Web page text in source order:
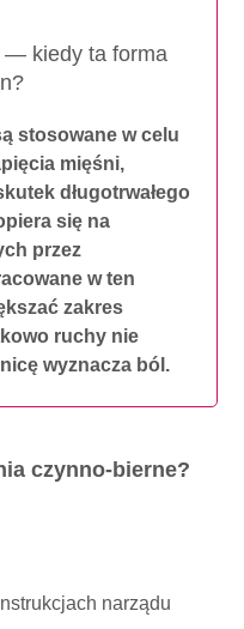
— kiedy ta forma
stosowane w celu
mięśni,
długotrwałego
się na
przez
w ten
zakres
ruchy nie
wyznacza ból.
czynno-bierne?
narządu